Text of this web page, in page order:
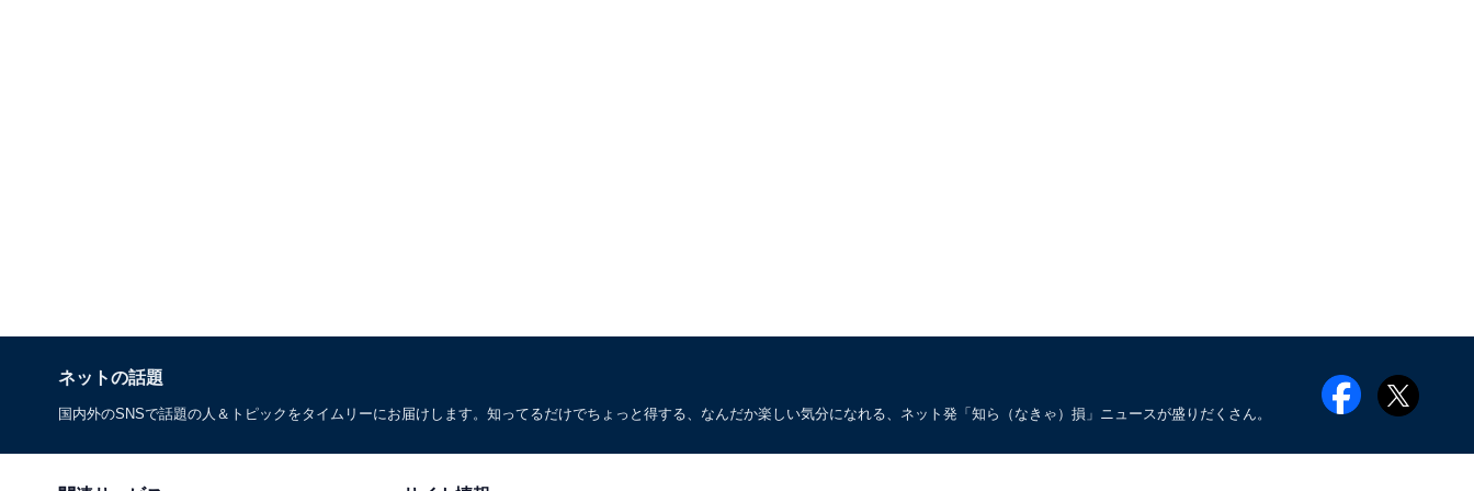
ネットの話題
国内外のSNSで話題の人＆トピックをタイムリーにお届けします。知ってるだけでちょっと得する、なんだか楽しい気分になれる、ネット発「知ら（なきゃ）損」ニュースが盛りだくさん。